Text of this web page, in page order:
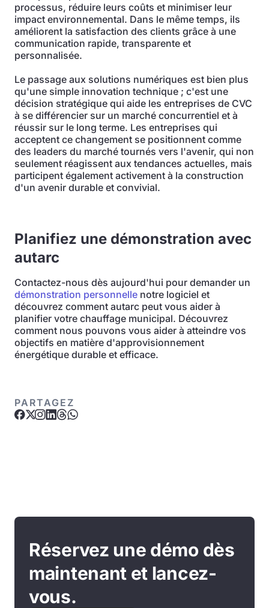
processus, réduire leurs coûts et minimiser leur
impact environnemental. Dans le même temps, ils
améliorent la satisfaction des clients grâce à une
communication rapide, transparente et
personnalisée.
Le passage aux solutions numériques est bien plus
qu'une simple innovation technique ; c'est une
décision stratégique qui aide les entreprises de CVC
à se différencier sur un marché concurrentiel et à
réussir sur le long terme. Les entreprises qui
acceptent ce changement se positionnent comme
des leaders du marché tournés vers l'avenir, qui non
seulement réagissent aux tendances actuelles, mais
participent également activement à la construction
d'un avenir durable et convivial.
Planifiez une démonstration avec
autarc
Contactez-nous dès aujourd'hui pour demander un
démonstration personnelle notre logiciel et
découvrez comment autarc peut vous aider à
planifier votre chauffage municipal. Découvrez
comment nous pouvons vous aider à atteindre vos
objectifs en matière d'approvisionnement
énergétique durable et efficace.
PARTAGEZ
Réservez une démo dès
maintenant et lancez-
vous.